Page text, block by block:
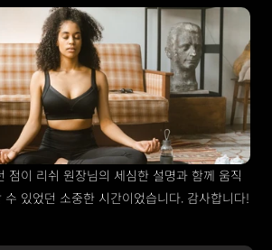
점이 리쉬 원장님의 세심한 설명과 함께 움직